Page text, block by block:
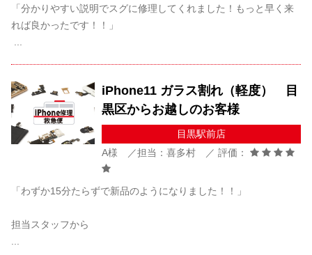
「分かりやすい説明でスグに修理してくれました！もっと早く来
れば良かったです！！」
iPhone11 ガラス割れ（軽度） 目
黒区からお越しのお客様
目黒駅前店
A様 ／担当：喜多村 ／ 評価：
「わずか15分たらずで新品のようになりました！！」
担当スタッフから